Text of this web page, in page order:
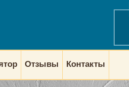
Отзывы Контакты